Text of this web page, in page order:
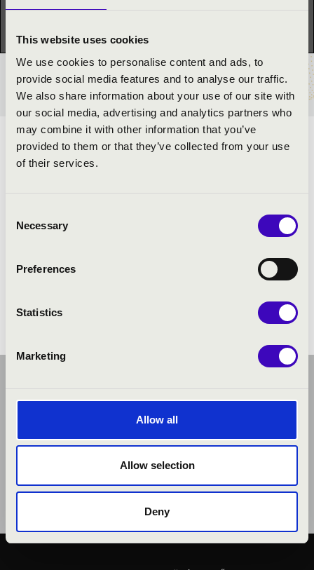
This website uses cookies
We use cookies to personalise content and ads, to
provide social media features and to analyse our traffic.
We also share information about your use of our site with
our social media, advertising and analytics partners who
may combine it with other information that you’ve
provided to them or that they’ve collected from your use
of their services.
Selection
Necessary
Preferences
Statistics
Marketing
Allow all
Allow selection
Deny
programhoz:
BÉRLET- ÉS JEGYÁRAK
Az orgonakoncert a Petőfi Kulturális Program keretében
valósul meg az Orgonák éjszakáján.